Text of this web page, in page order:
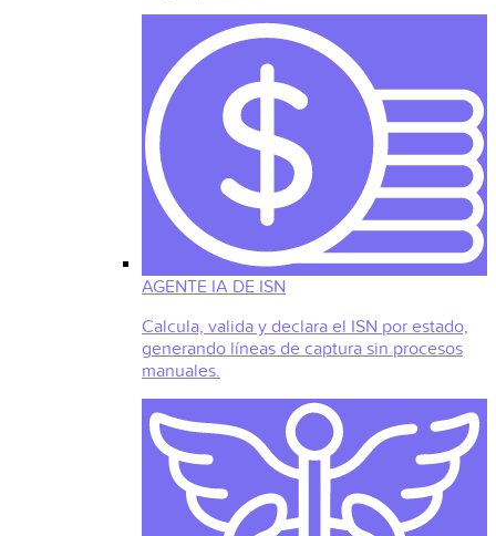
AGENTE IA DE ISN
Calcula, valida y declara el ISN por estado,
generando líneas de captura sin procesos
manuales.